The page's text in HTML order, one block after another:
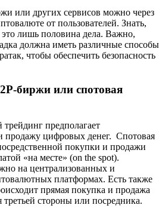
или других сервисов можно через
от пользователей. Знать,
это лишь половина дела. Важно,
должна иметь различные способы
чтобы обеспечить безопасность
биржи или спотовая
предполагает
продажу цифровых денег. Спотовая
покупки и продажи
«на месте» (on the spot).
на централизованных и
платформах. Есть также
прямая покупка и продажа
стороны или посредника.